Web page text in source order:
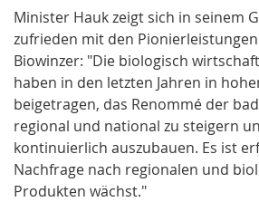
Minister Hauk zeigt sich in seinem
zufrieden mit den
Biowinzer: "Die biologisch
haben in den letzten Jahren in
beigetragen, das Renommé der
regional und national zu steigern
kontinuierlich auszubauen. Es ist
Nachfrage nach regionalen und
Produkten wächst."